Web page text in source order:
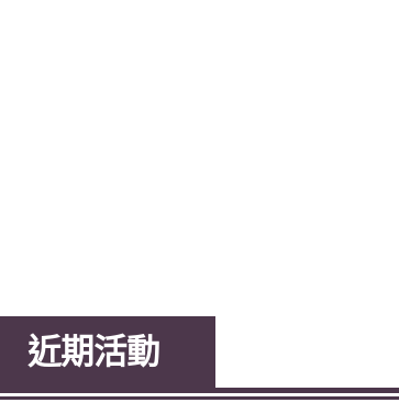
近期活動